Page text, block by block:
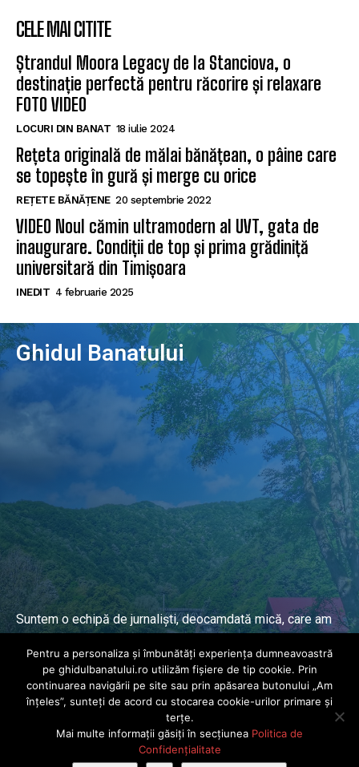
CELE MAI CITITE
Ștrandul Moora Legacy de la Stanciova, o
destinație perfectă pentru răcorire și relaxare
FOTO VIDEO
LOCURI DIN BANAT 18 iulie 2024
Rețeta originală de mălai bănățean, o pâine care
se topește în gură și merge cu orice
REȚETE BĂNĂȚENE 20 septembrie 2022
VIDEO Noul cămin ultramodern al UVT, gata de
inaugurare. Condiții de top și prima grădiniță
universitară din Timișoara
INEDIT 4 februarie 2025
Ghidul Banatului
Suntem o echipă de jurnaliști, deocamdată mică, care am
lucrat și lucrăm în presa locală și națională de mai mulți
ani.
© Ghidul Banatului 2025. Toate drepturile rezervate · Dezvoltat de
Power Media FX
Pentru a personaliza și îmbunătăți experiența dumneavoastră
pe ghidulbanatului.ro utilizăm fișiere de tip cookie. Prin
continuarea navigării pe site sau prin apăsarea butonului „Am
înțeles”, sunteți de acord cu stocarea cookie-urilor primare și
terțe.
Mai multe informații găsiți în secțiunea Politica de
Confidențialitate